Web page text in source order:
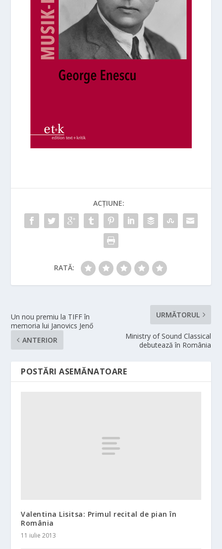
ACȚIUNE:
RATĂ:
Un nou premiu la TIFF în
memoria lui Janovics Jenő
ANTERIOR
URMĂTORUL
Ministry of Sound Classical
debutează în România
POSTĂRI ASEMĂNATOARE
Valentina Lisitsa: Primul recital de pian în
România
11 iulie 2013